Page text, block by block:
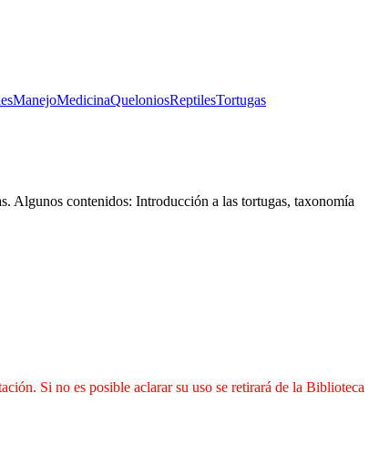
ManejoMedicinaQueloniosReptilesTortugas
Algunos contenidos: Introducción a las tortugas, taxonomía
Si no es posible aclarar su uso se retirará de la Biblioteca